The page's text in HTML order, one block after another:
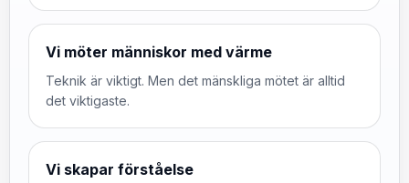
Vi möter människor med värme
Teknik är viktigt. Men det mänskliga mötet är alltid
det viktigaste.
Vi skapar förståelse